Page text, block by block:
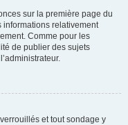
sur la première page du
relativement
Comme pour les
de publier des sujets
et tout sondage y